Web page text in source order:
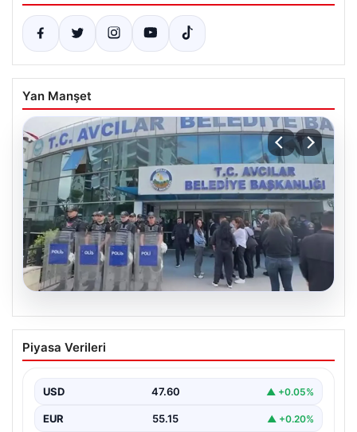
Yan Manşet
05.08.2026
Avcılar Belediyesi’ne operasyon. 12
şüpheli gözaltına alındı
Piyasa Verileri
USD 47.60 ▲ +0.05%
EUR 55.15 ▲ +0.20%